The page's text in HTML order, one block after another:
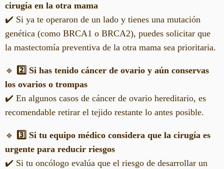
cirugía en la otra mama
✔️ Si ya te operaron de un lado y tienes una mutación
genética (como BRCA1 o BRCA2), puedes solicitar que
la mastectomía preventiva de la otra mama sea prioritaria.
🔹
2️⃣ Si has tenido cáncer de ovario y aún conservas
los ovarios o trompas
✔️ En algunos casos de cáncer de ovario hereditario, es
recomendable retirar el tejido restante lo antes posible.
🔹
3️⃣ Si tu equipo médico considera que la cirugía es
urgente para reducir riesgos
✔️ Si tu oncólogo evalúa que el riesgo de desarrollar un